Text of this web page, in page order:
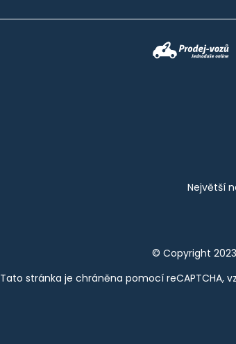
Největší
© Copyright
Tato stránka je chráněna pomocí reCAPTCHA,